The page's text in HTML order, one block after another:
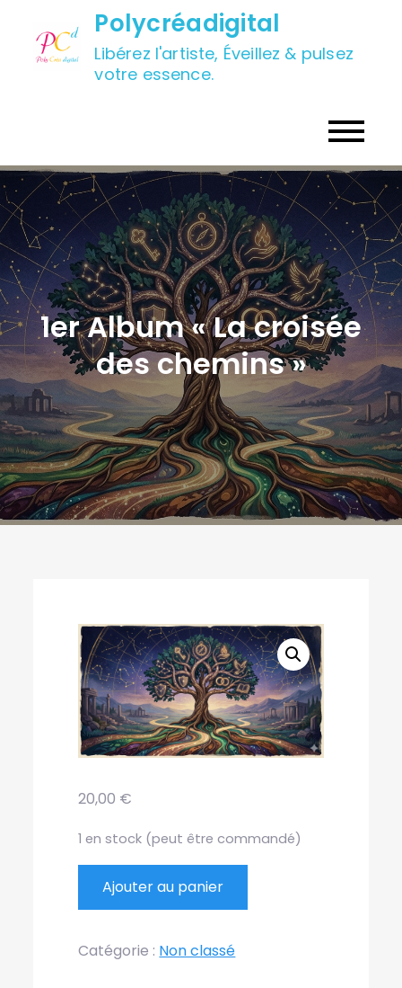
content
Polycréadigital
Libérez l'artiste, Éveillez & pulsez
votre essence.
1er Album « La croisée
des chemins »
20,00 €
1 en stock (peut être commandé)
quantité
Album
Ajouter au panier
Catégorie : Non classé